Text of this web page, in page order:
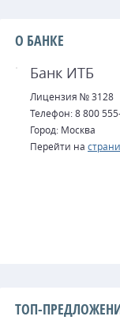
О БАНКЕ
Банк ИТБ
Лицензия № 3128
Телефон: 8 800
Город: Москва
Перейти на
ТОП-